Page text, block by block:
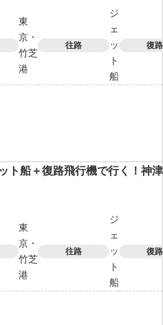
東
京・
竹芝
港
往路
ジ
ェ
ッ
ト
船
復路
ト船＋復路飛行機で行く！神
東
京・
竹芝
港
往路
ジ
ェ
ッ
ト
船
復路